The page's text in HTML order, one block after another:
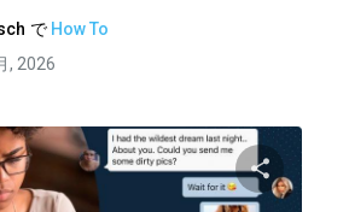
で How To
, 2026